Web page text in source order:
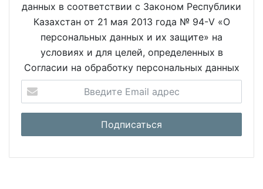
данных в соответствии с Законом Республики
Казахстан от 21 мая 2013 года № 94-V «О
персональных данных и их защите» на
условиях и для целей, определенных в
Согласии на обработку персональных данных